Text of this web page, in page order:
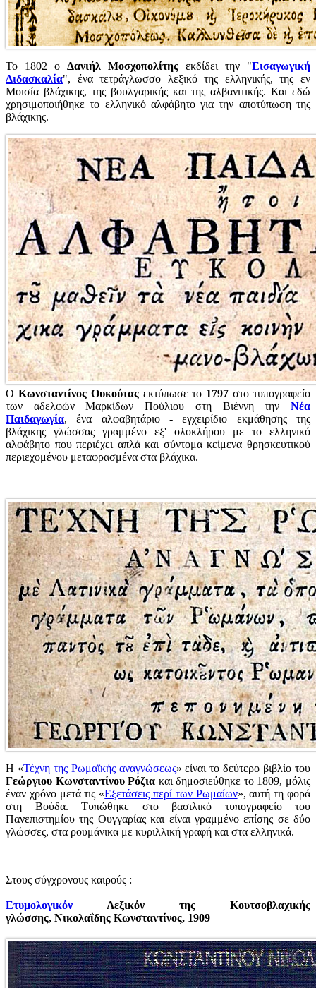
Το 1802 ο Δανιήλ Μοσχοπολίτης εκδίδει την "Εισαγωγική
Διδασκαλία", ένα τετράγλωσσο λεξικό της ελληνικής, της εν
Μοισία βλάχικης, της βουλγαρικής και της αλβανιτικής. Και εδώ
χρησιμοποιήθηκε το ελληνικό αλφάβητο για την αποτύπωση της
βλάχικης.
Ο Κωνσταντίνος Ουκούταςεκτύπωσε το 1797 στο τυπογραφείο
των αδελφών Μαρκίδων Πούλιου στη Βιέννη την Νέα
Παιδαγωγία, ένα αλφαβητάριο - εγχειρίδιο εκμάθησης της
βλάχικης γλώσσας γραμμένο εξ' ολοκλήρου με το ελληνικό
αλφάβητο που περιέχει απλά και σύντομα κείμενα θρησκευτικού
περιεχομένου μεταφρασμένα στα βλάχικα.
Η «Τέχνη της Ρωμαϊκής αναγνώσεως» είναι το δεύτερο βιβλίο του
Γεώργιου Κωνσταντίνου Ρόζια και δημοσιεύθηκε το 1809, μόλις
έναν χρόνο μετά τις «Εξετάσεις περί των Ρωμαίων», αυτή τη φορά
στη Βούδα. Τυπώθηκε στο βασιλικό τυπογραφείο του
Πανεπιστημίου της Ουγγαρίας και είναι γραμμένο επίσης σε δύο
γλώσσες, στα ρουμάνικα με κυριλλική γραφή και στα ελληνικά.
Στους σύγχρονους καιρούς :
Ετυμολογικόν Λεξικόν της Κουτσοβλαχικής
γλώσσης, Νικολαΐδης Κωνσταντίνος, 1909